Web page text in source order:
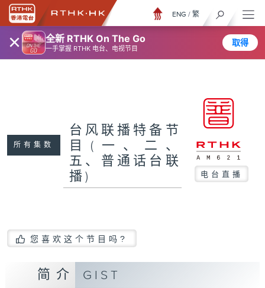
× 全新 RTHK On The Go
一手掌握 RTHK 电台、电视节目
取得
ENG / 繁
所有集数
台风联播特备节
目(一、二、
五、普通话台联
播)
电台直播
您喜欢这个节目吗?
简介 GIST